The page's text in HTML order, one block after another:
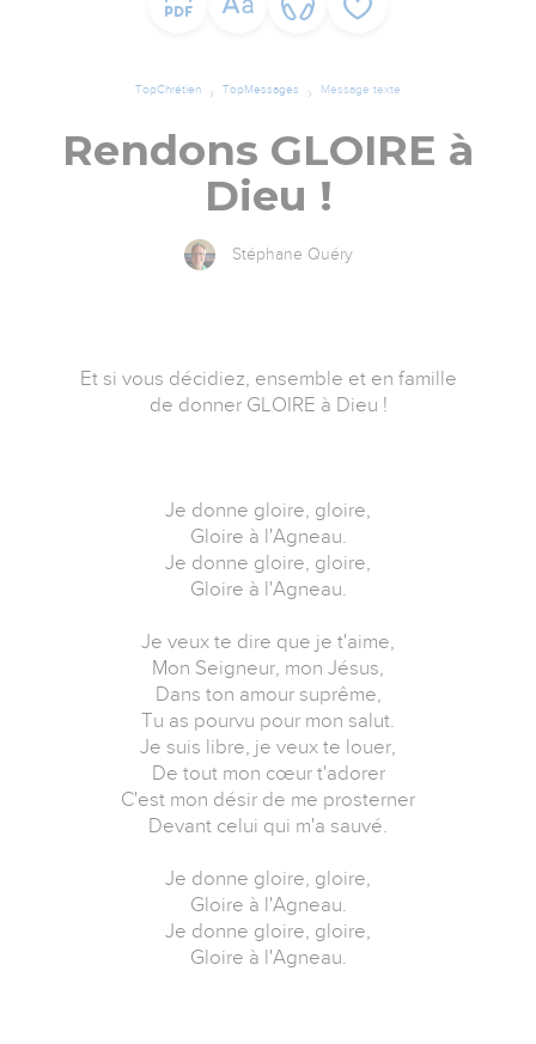
TopChrétien TopMessages Message texte
Rendons GLOIRE à
Dieu !
Stéphane Quéry
Et si vous décidiez, ensemble et en famille
de donner GLOIRE à Dieu !
Je donne gloire, gloire,
Gloire à l'Agneau.
Je donne gloire, gloire,
Gloire à l'Agneau.
Je veux te dire que je t'aime,
Mon Seigneur, mon Jésus,
Dans ton amour suprême,
Tu as pourvu pour mon salut.
Je suis libre, je veux te louer,
De tout mon cœur t'adorer
C'est mon désir de me prosterner
Devant celui qui m'a sauvé.
Je donne gloire, gloire,
Gloire à l'Agneau.
Je donne gloire, gloire,
Gloire à l'Agneau.